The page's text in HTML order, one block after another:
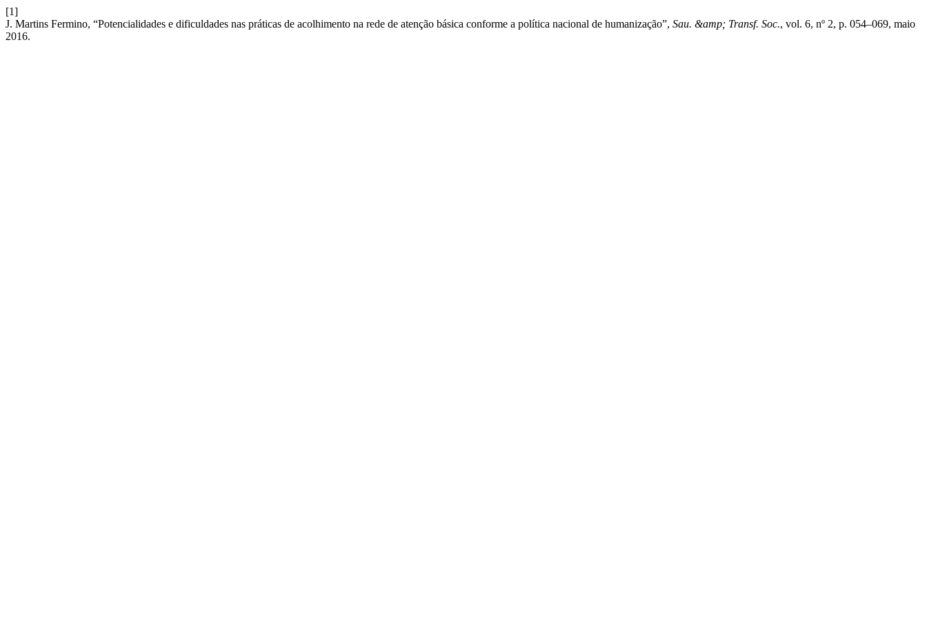
[1]
J. Martins Fermino, “Potencialidades e dificuldades nas práticas de acolhimento na rede de atenção básica conforme a política nacional de humanização”, Sau. &amp; Transf. Soc., vol. 6, nº 2, p. 054–069, maio
2016.